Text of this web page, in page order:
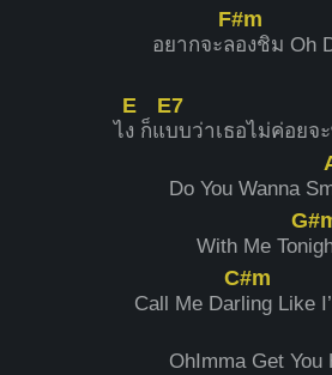
อยากจะล
F#m
องชิม Oh
ไ
E
ง ก็แ
E7
บบว่าเธอไม่ค่อยจ
Do You Wanna
With Me Ton
Call Me Dar
C#m
ling Like
OhImma Get You